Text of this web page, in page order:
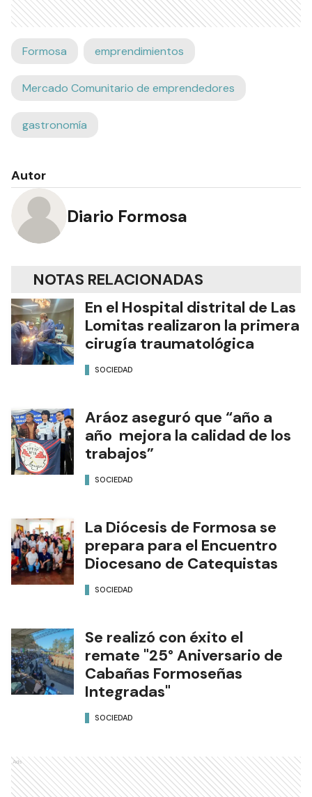
Formosa emprendimientos
Mercado Comunitario de emprendedores
gastronomía
Autor
Diario Formosa
NOTAS RELACIONADAS
En el Hospital distrital de Las
Lomitas realizaron la primera
cirugía traumatológica
SOCIEDAD
Aráoz aseguró que “año a
año mejora la calidad de los
trabajos”
SOCIEDAD
La Diócesis de Formosa se
prepara para el Encuentro
Diocesano de Catequistas
SOCIEDAD
Se realizó con éxito el
remate "25° Aniversario de
Cabañas Formoseñas
Integradas"
SOCIEDAD
Ads